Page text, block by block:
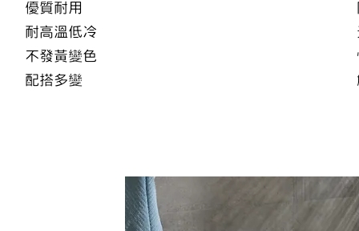
優質耐用
耐高溫低冷
不發黃變色
配搭多變